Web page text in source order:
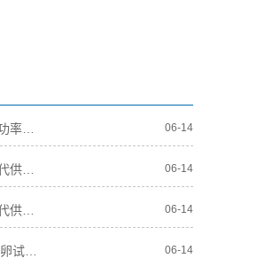
06-14
06-14
06-14
06-14